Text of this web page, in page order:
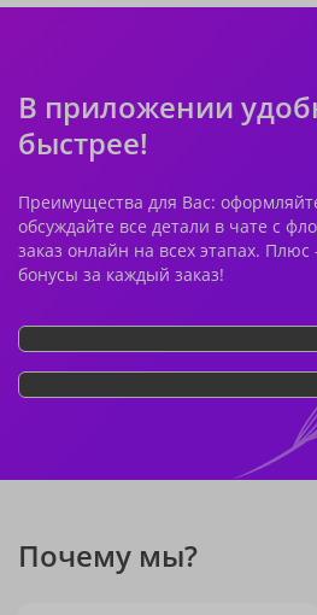
В приложении
быстрее!
Преимущества для Вас:
обсуждайте все детали в чате с
заказ онлайн на всех этапах.
бонусы за каждый заказ!
Почему мы?